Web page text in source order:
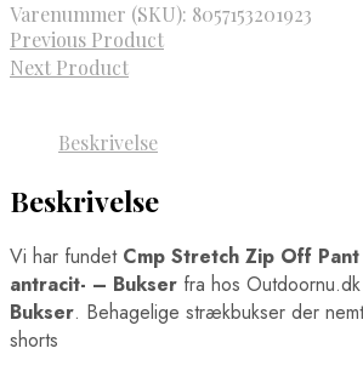
Varenummer (SKU): 8057153201923
Previous Product
Next Product
Beskrivelse
Beskrivelse
Vi har fundet Cmp Stretch Zip Off
antracit- – Bukser fra hos
Bukser. Behagelige strækbukser der
shorts